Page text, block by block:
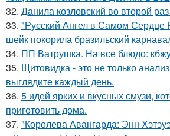
32. Данила козловский во второй
33. "Русский Ангел в Самом Сердце
шейк покорила бразильский
34. ПП Ватрушка. На все блюдо:
35. Щитовидка - это не только
выглядите каждый день.
36. 5 идей ярких и вкусных смузи,
приготовить дома.
37. "Королева Авангарда: Энн